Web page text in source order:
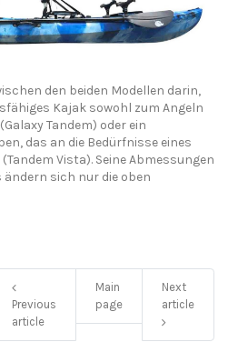
den beiden Modellen darin,
Kajak sowohl zum Angeln
GalaxyTandem) oder ein
das an die Bedürfnisse eines
Vista). Seine Abmessungen
ändern sich nur die oben
Previous
article
Main
page
Next
article